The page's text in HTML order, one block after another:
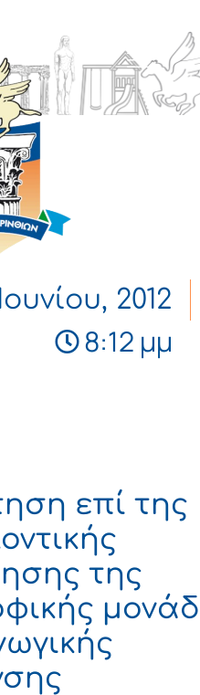
2012
8:12 μμ
επί της
της